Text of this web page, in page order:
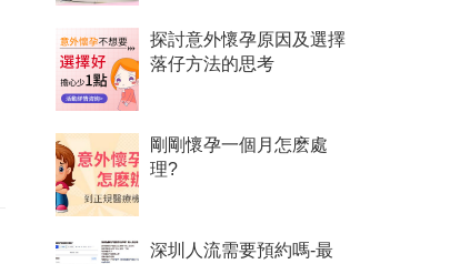
探討意外懷孕原因及選擇
落仔方法的思考
剛剛懷孕一個月怎麽處
理?
深圳人流需要預約嗎-最